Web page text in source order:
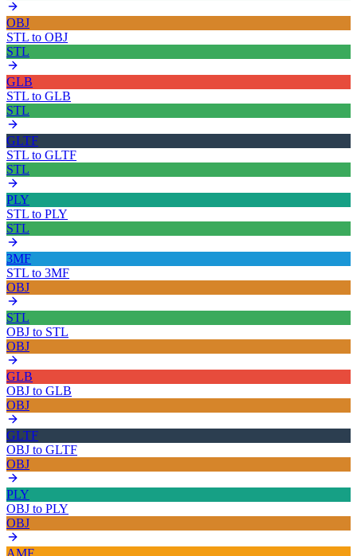
OBJ
STL to OBJ
STL
GLB
STL to GLB
STL
GLTF
STL to GLTF
STL
PLY
STL to PLY
STL
3MF
STL to 3MF
OBJ
STL
OBJ to STL
OBJ
GLB
OBJ to GLB
OBJ
GLTF
OBJ to GLTF
OBJ
PLY
OBJ to PLY
OBJ
AMF